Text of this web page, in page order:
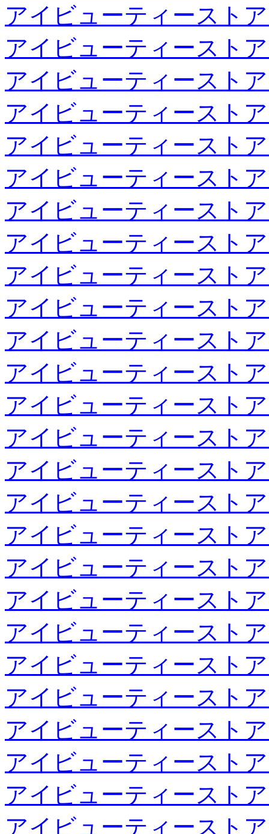
アイビューティースト
アイビューティースト
アイビューティースト
アイビューティースト
アイビューティースト
アイビューティースト
アイビューティースト
アイビューティースト
アイビューティースト
アイビューティースト
アイビューティースト
アイビューティースト
アイビューティースト
アイビューティースト
アイビューティースト
アイビューティースト
アイビューティースト
アイビューティースト
アイビューティースト
アイビューティースト
アイビューティースト
アイビューティースト
アイビューティースト
アイビューティースト
アイビューティースト
アイビューティースト